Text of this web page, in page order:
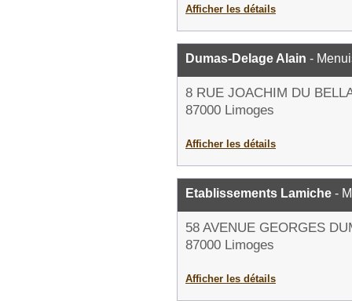
Afficher les détails
Dumas-Delage Alain -
8 RUE JOACHIM DU
87000 Limoges
Afficher les détails
Etablissements Lamiche -
58 AVENUE GEORGES
87000 Limoges
Afficher les détails